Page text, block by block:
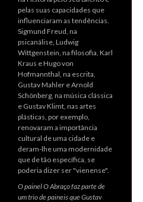
O painel O Abraço faz parte de
um trio de paineis que Gustav